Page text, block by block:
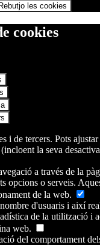
Rebutjo les cookies
cookies
i de tercers. Pots ajustar
la seva
a través de la
opcions o serveis.
de la web.
d'usuaris i així
de la utilització i
web.
del comportament